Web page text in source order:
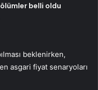
belli oldu
beklenirken,
asgari fiyat senaryoları